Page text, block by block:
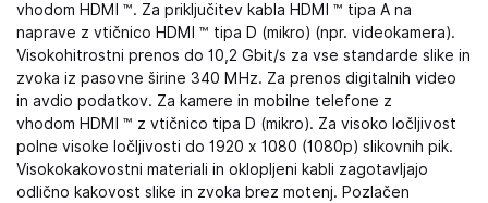
vhodom HDMI ™. Za priključitev kabla HDMI ™ tipa A na
naprave z vtičnico HDMI ™ tipa D (mikro) (npr. videokamera).
Visokohitrostni prenos do 10,2 Gbit/s za vse standarde slike in
zvoka iz pasovne širine 340 MHz. Za prenos digitalnih video
in avdio podatkov. Za kamere in mobilne telefone z
vhodom HDMI ™ z vtičnico tipa D (mikro). Za visoko ločljivost
polne visoke ločljivosti do 1920 x 1080 (1080p) slikovnih pik.
Visokokakovostni materiali in oklopljeni kabli zagotavljajo
odlično kakovost slike in zvoka brez motenj. Pozlačen